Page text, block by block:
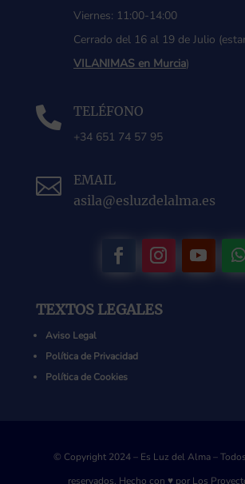
Viernes: 11:00-14:00
Cerrado del 16 al 19 de Julio
VILANIMAS en Murcia)
 TELÉFONO
+34 651 74 57 95

EMAIL
asila@esluzdelalma.es
TEXTOS LEGALES
Aviso Legal
Política de Privacidad
Política de Cookies
© Copyright 2024 – Es Luz del Alma –
reservados. Hecho con ♥ por Los